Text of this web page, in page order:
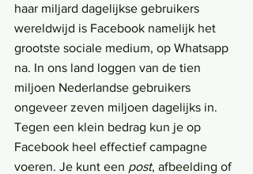
haar miljard dagelijkse gebruikers
wereldwijd is Facebook namelijk het
grootste sociale medium, op Whatsapp
na. In ons land loggen van de tien
miljoen Nederlandse gebruikers
ongeveer zeven miljoen dagelijks in.
Tegen een klein bedrag kun je op
Facebook heel effectief campagne
voeren. Je kunt een post, afbeelding of